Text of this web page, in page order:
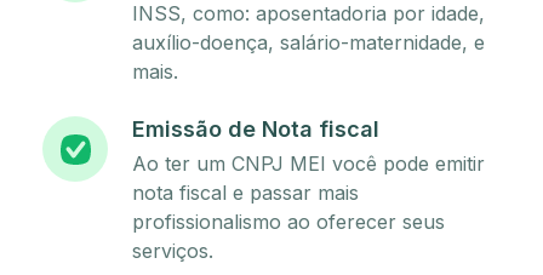
INSS, como: aposentadoria por idade,
auxílio-doença, salário-maternidade, e
mais.
Emissão de Nota fiscal
Ao ter um CNPJ MEI você pode emitir
nota fiscal e passar mais
profissionalismo ao oferecer seus
serviços.